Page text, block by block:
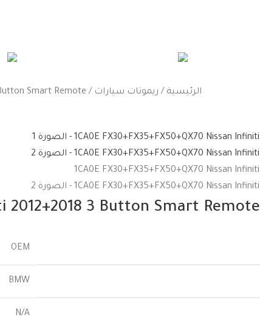
الرئيسية ريموتات سيارات
Smart Remote
2012+2018 3 Button Smart Remote
OEM
BMW
N/A